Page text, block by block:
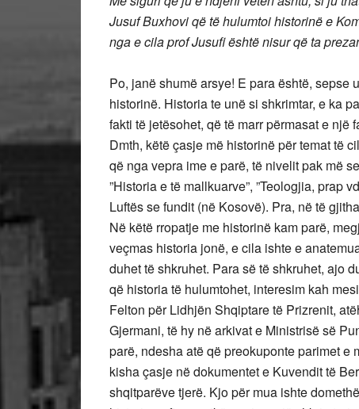
Jusuf Buxhovi që të hulumtoi historinë e
nga e cila prof Jusufi është nisur që ta
Po, janë shumë arsye! E para është, sepse
historinë. Historia te unë si shkrimtar, e ka
fakti të jetësohet, që të marr përmasat e një
Dmth, këtë çasje më historinë për temat të
që nga vepra ime e parë, të nivelit pak më
”Historia e të mallkuarve”, ”Teologjia, prap
Luftës se fundit (në Kosovë). Pra, në të
Në këtë rropatje me historinë kam parë,
veçmas historia jonë, e cila ishte e
duhet të shkruhet. Para së të shkruhet, ajo
që historia të hulumtohet, interesim kah
Felton për Lidhjën Shqiptare të Prizrenit,
Gjermani, të hy në arkivat e Ministrisë së
parë, ndesha atë që preokuponte parimet
kisha çasje në dokumentet e Kuvendit të
shqitparëve tjerë. Kjo për mua ishte